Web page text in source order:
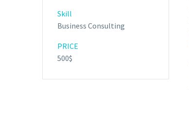
Skill
Business Consulting
PRICE
500$